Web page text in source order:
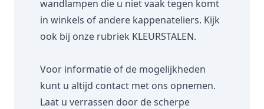
wandlampen die u niet vaak tegen komt
in winkels of andere kappenateliers. Kijk
ook bij onze rubriek KLEURSTALEN.
Voor informatie of de mogelijkheden
kunt u altijd contact met ons opnemen.
Laat u verrassen door de scherpe